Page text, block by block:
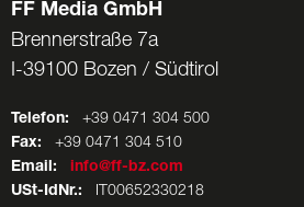
FF Media GmbH
Brennerstraße 7a
I-39100 Bozen / Südtirol
Telefon: +39 0471 304 500
Fax: +39 0471 304 510
Email:
info@ff-bz.com
USt-IdNr.: IT00652330218